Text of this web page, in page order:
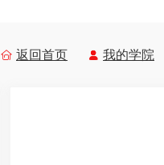
 返回首页  我的学院